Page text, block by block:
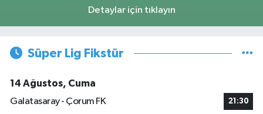
Detaylar için tıklayın
Süper Lig Fikstür
14 Ağustos, Cuma
Galatasaray - Çorum FK
21:30